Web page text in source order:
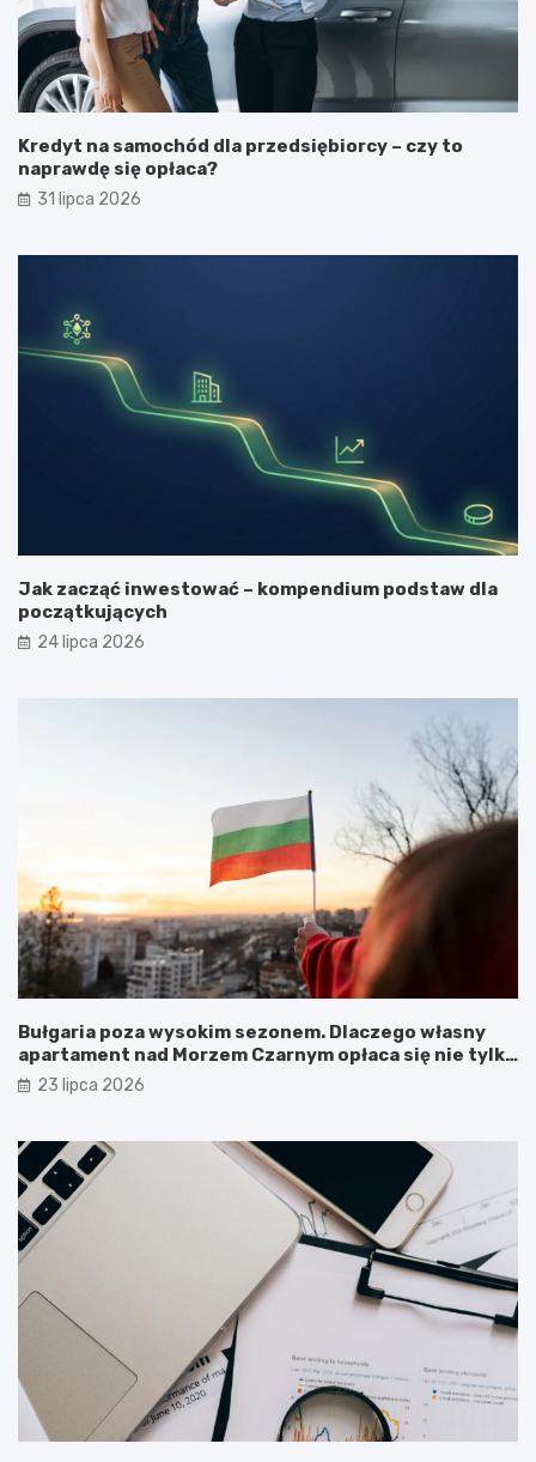
Kredyt na samochód dla przedsiębiorcy – czy to
naprawdę się opłaca?
31 lipca 2026
Jak zacząć inwestować – kompendium podstaw dla
początkujących
24 lipca 2026
Bułgaria poza wysokim sezonem. Dlaczego własny
apartament nad Morzem Czarnym opłaca się nie tylko
latem?
23 lipca 2026